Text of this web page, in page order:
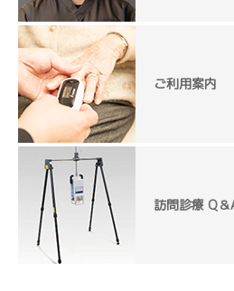
ご利用案内
訪問診療 Q＆